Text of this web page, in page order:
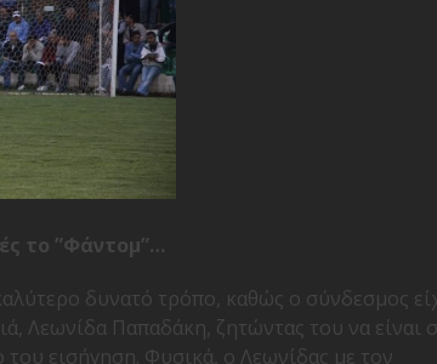
το ”Φάντομ”…
δυνατό τρόπο, καθώς ο σύνδεσμος
Λεωνίδα Παπαδάκη, ζητώντας του να είναι
του εισήγηση. Φυσικά, ο Λεωνίδας με τον